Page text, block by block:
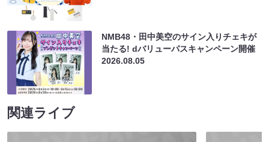
NMB48・田中美空のサイン入りチェキが
当たる! dバリューパスキャンペーン開催
2026.08.05
関連ライブ